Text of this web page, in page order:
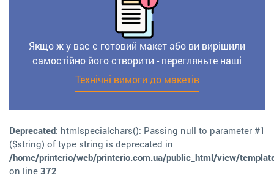
Якщо ж у вас є готовий макет або ви вирішили
самостійно його створити - перегляньте наші
Технічні вимоги до макетів
Deprecated: htmlspecialchars(): Passing null to parameter #1
($string) of type string is deprecated in
/home/printerio/web/printerio.com.ua/public_html/view/
on line 372